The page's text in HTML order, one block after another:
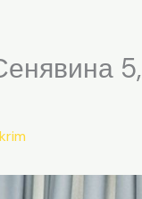
5,
krim